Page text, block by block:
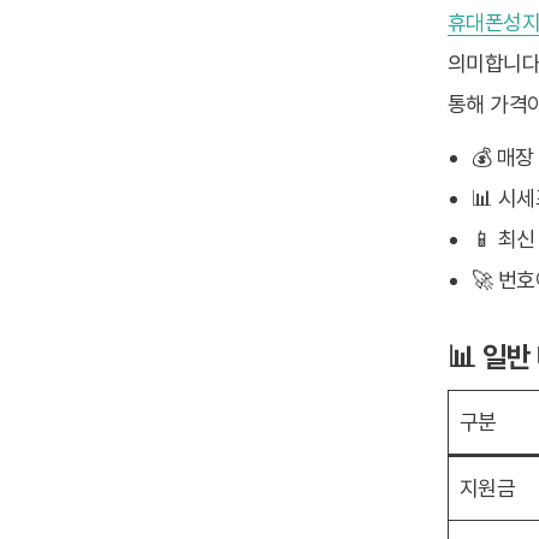
휴대폰성
의미합니
통해 가격
💰 매
📊 시
📱 최
🚀 번
📊 일반
구분
지원금